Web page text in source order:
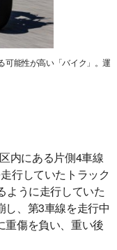
可能性が高い「バイク」。運
内にある片側4車線
行していたトラック
ように走行していた
、第3車線を走行中
重傷を負い、重い後